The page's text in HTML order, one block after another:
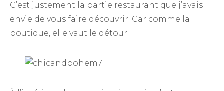
C’est justement la partie restaurant que j’avais
envie de vous faire découvrir. Car comme la
boutique, elle vaut le détour.